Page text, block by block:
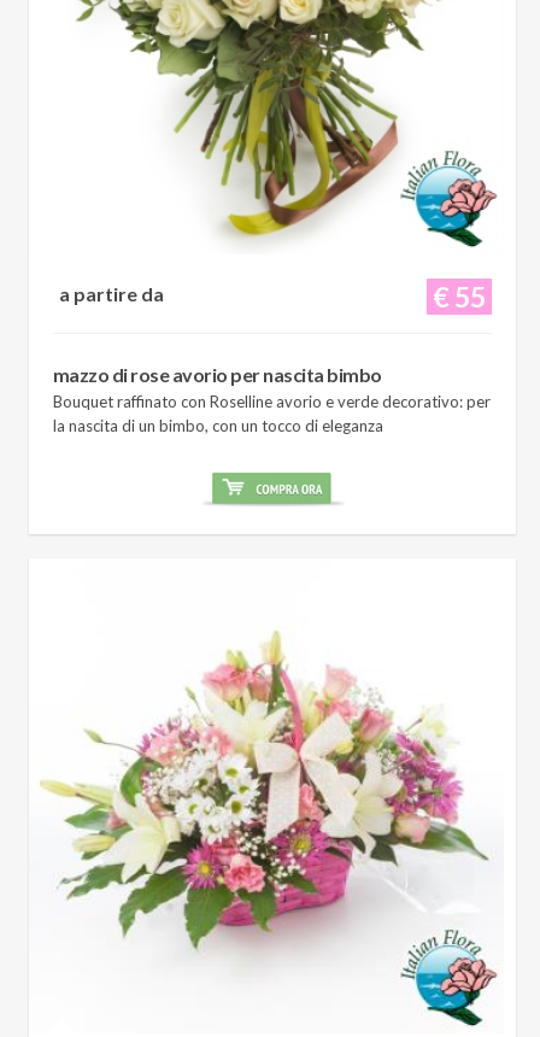
€ 55
a partire da
mazzo di rose avorio per nascita bimbo
Bouquet raffinato con Roselline avorio e verde decorativo: per
la nascita di un bimbo, con un tocco di eleganza